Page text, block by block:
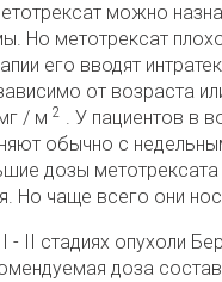
можно
Но метотрексат
его вводят
от возраста
/ м 2 . У пациентов в
обычно с
дозы
Но чаще всего они
- II стадиях опухоли
доза